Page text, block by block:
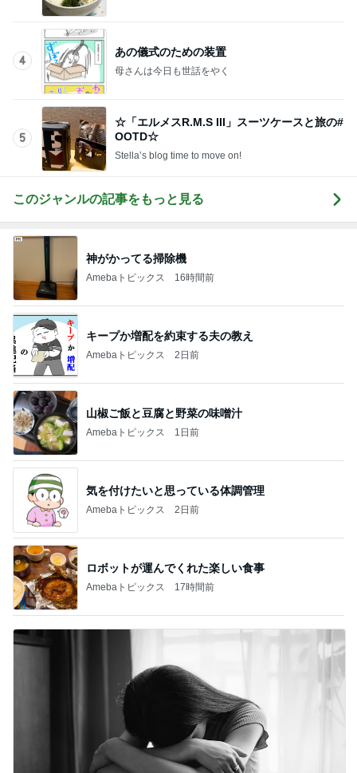
4
あの儀式のための装置
母さんは今日も世話をやく
5
☆「エルメスR.M.S III」スーツケースと旅の#
OOTD☆
Stella’s blog time to move on!
このジャンルの記事をもっと見る
神がかってる掃除機
Amebaトピックス 16時間前
キープか増配を約束する夫の教え
Amebaトピックス 2日前
山椒ご飯と豆腐と野菜の味噌汁
Amebaトピックス 1日前
気を付けたいと思っている体調管理
Amebaトピックス 2日前
ロボットが運んでくれた楽しい食事
Amebaトピックス 17時間前